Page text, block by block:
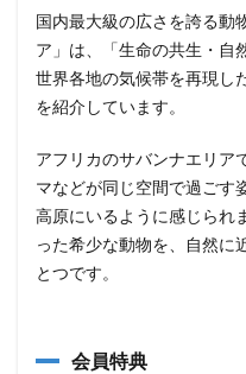
国内最大級の広さを誇る動
ア」は、「生命の共生・自
世界各地の気候帯を再現し
を紹介しています。
アフリカのサバンナエリア
マなどが同じ空間で過ごす
高原にいるように感じられ
った希少な動物を、自然に
とつです。
会員特典